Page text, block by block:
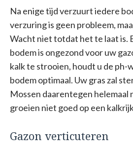
Na enige tijd verzuurt iedere
verzuring is geen probleem,
Wacht niet totdat het te laat is.
bodem is ongezond voor uw
kalk te strooien, houdt u de ph-
bodem optimaal. Uw gras zal
Mossen daarentegen helemaal
groeien niet goed op een
Gazon verticuteren